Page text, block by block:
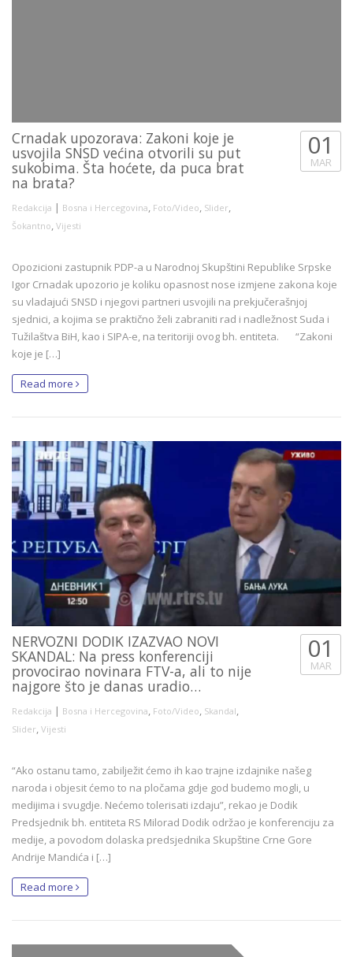
Crnadak upozorava: Zakoni koje je
usvojila SNSD većina otvorili su put
sukobima. Šta hoćete, da puca brat
na brata?
Redakcija | Bosna i Hercegovina, Foto/Video, Slider,
Šokantno, Vijesti
01
MAR
Opozicioni zastupnik PDP-a u Narodnoj Skupštini Republike Srpske
Igor Crnadak upozorio je koliku opasnost nose izmjene zakona koje
su vladajući SNSD i njegovi partneri usvojili na prekjučerašnjoj
sjednici, a kojima se praktično želi zabraniti rad i nadležnost Suda i
Tužilaštva BiH, kao i SIPA-e, na teritoriji ovog bh. entiteta. “Zakoni
koje je […]
Read more
NERVOZNI DODIK IZAZVAO NOVI
SKANDAL: Na press konferenciji
provocirao novinara FTV-a, ali to nije
najgore što je danas uradio…
Redakcija | Bosna i Hercegovina, Foto/Video, Skandal,
Slider, Vijesti
01
MAR
“Ako ostanu tamo, zabilježit ćemo ih kao trajne izdajnike našeg
naroda i objesit ćemo to na pločama gdje god budemo mogli, u
medijima i svugdje. Nećemo tolerisati izdaju”, rekao je Dodik
Predsjednik bh. entiteta RS Milorad Dodik održao je konferenciju za
medije, a povodom dolaska predsjednika Skupštine Crne Gore
Andrije Mandića i […]
Read more